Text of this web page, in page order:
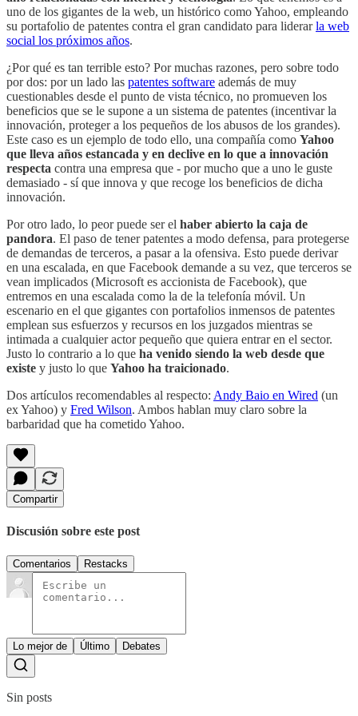
uno de los gigantes de la web, un histórico como Yahoo, empleando
su portafolio de patentes contra el gran candidato para liderarla web
social los próximos años.
¿Por qué es tan terrible esto? Por muchas razones, pero sobre todo
por dos: por un lado las patentes software además de muy
cuestionables desde el punto de vista técnico, no promueven los
beneficios que se le supone a un sistema de patentes (incentivar la
innovación, proteger a los pequeños de los abusos de los grandes).
Este caso es un ejemplo de todo ello, una compañía como Yahoo
que lleva años estancada y en declive en lo que a innovación
respecta contra una empresa que - por mucho que a uno le guste
demasiado - sí que innova y que recoge los beneficios de dicha
innovación.
Por otro lado, lo peor puede ser el haber abierto la caja de
pandora. El paso de tener patentes a modo defensa, para protegerse
de demandas de terceros, a pasar a la ofensiva. Esto puede derivar
en una escalada, en que Facebook demande a su vez, que terceros se
vean implicados (Microsoft es accionista de Facebook), que
entremos en una escalada como la de la telefonía móvil. Un
escenario en el que gigantes con portafolios inmensos de patentes
emplean sus esfuerzos y recursos en los juzgados mientras se
intimada a cualquier actor pequeño que quiera entrar en el sector.
Justo lo contrario a lo que ha venido siendo la web desde que
existe y justo lo que Yahoo ha traicionado.
Dos artículos recomendables al respecto: Andy Baio en Wired (un
ex Yahoo) y Fred Wilson. Ambos hablan muy claro sobre la
barbaridad que ha cometido Yahoo.
Compartir
Discusión sobre este post
Comentarios Restacks
Lo mejor de Último Debates
Sin posts